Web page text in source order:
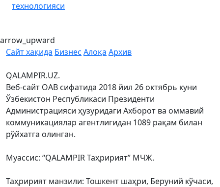
технологияси
arrow_upward
Сайт хақида Бизнес Алоқа Архив
QALAMPIR.UZ.
Веб-сайт ОАВ сифатида 2018 йил 26 октябрь куни
Ўзбекистон Республикаси Президенти
Администрацияси ҳузуридаги Ахборот ва оммавий
коммуникациялар агентлигидан 1089 рақам билан
рўйхатга олинган.
Муассис: “QALAMPIR Таҳририят” МЧЖ.
Таҳририят манзили: Тошкент шаҳри, Беруний кўчаси,